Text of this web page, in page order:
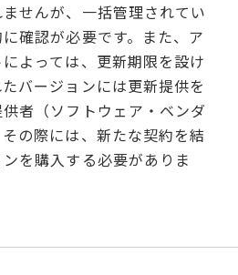
せんが、一括管理されてい
確認が必要です。また、ア
よっては、更新期限を設け
バージョンには更新提供を
者（ソフトウェア・ベンダ
の際には、新たな契約を結
を購入する必要がありま